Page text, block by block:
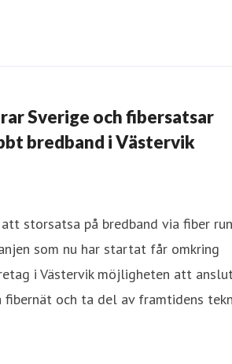
Sverige och fibersatsar
bredband i Västervik
storsatsa på bredband via fiber
som nu har startat får omkring
i Västervik möjligheten att
och ta del av framtidens